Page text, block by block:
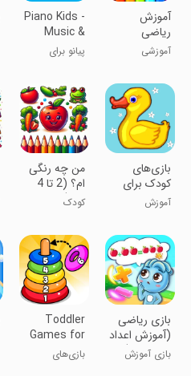
آموزش
ریاضی
کودکان | اعداد
و شکل ها
آموزشی
Piano Kids -
Music &
Songs
پیانو برای
‏‏‏بازی‌های
کودک برای
سال
آموزش
رنگها
من چه رنگی
ام؟ (2 تا 4
سال)
کودک
بازی ریاضی
(آموزش اعداد
و شمارش)
نورولند
بازی آموزش
Toddler
Games for
3 Year
Olds+
بازی‌های